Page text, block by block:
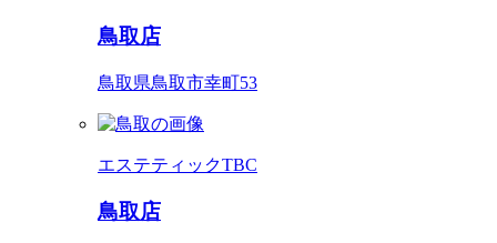
鳥取店
鳥取県鳥取市幸町53
エステティックTBC
鳥取店